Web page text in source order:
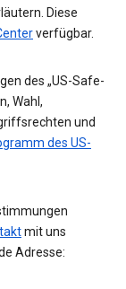
Diese
verfügbar.
des „US-Safe-
Wahl,
und
des US-
mit uns
Adresse: